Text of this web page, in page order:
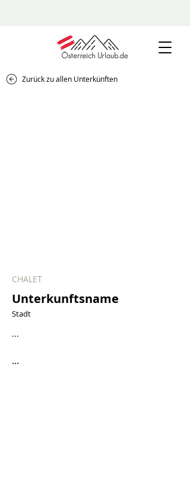
Zurück zu allen Unterkünften
CHALET
Unterkunftsname
Stadt
...
...